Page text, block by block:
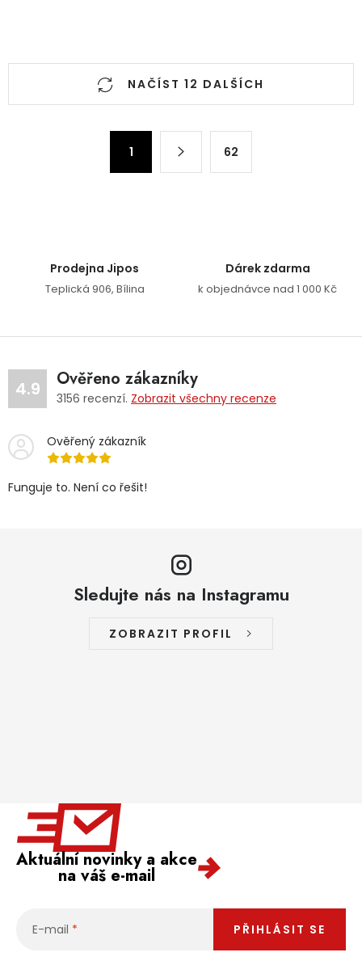
Ovládací prvky výpisuNAČÍST 12 DALŠÍCH
1 62
Prodejna Jipos
Teplická 906, Bílina
Dárek zdarma
k objednávce nad 1 000 Kč
4.9 Ověřeno zákazníky
3156 recenzí. Zobrazit všechny recenze
Ověřený zákazník
Funguje to. Není co řešit!
Sledujte nás na Instagramu
ZOBRAZIT PROFIL
Aktuální novinky a akce
na váš e-mail
E-mail PŘIHLÁSIT SE